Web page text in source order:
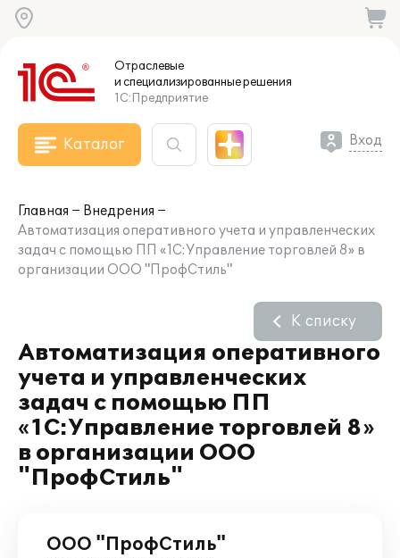
Отраслевые
и специализированныерешения
1С:Предприятие
Каталог Вход
Главная
Внедрения
Автоматизация оперативного учета и управленческих
задач с помощью ПП «1С:Управление торговлей 8» в
организации ООО "ПрофСтиль"
Автоматизация оперативного
учета и управленческих
задач с помощью ПП
«1С:Управление торговлей 8»
в организации ООО
"ПрофСтиль"
К списку
ООО "ПрофСтиль"